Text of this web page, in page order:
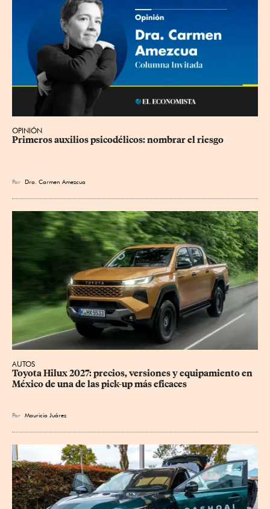
OPINIÓN
Primeros auxilios psicodélicos: nombrar el riesgo
Por Dra. Carmen Amezcua
AUTOS
Toyota Hilux 2027: precios, versiones y equipamiento en
México de una de las pick-up más eficaces
Por Mauricio Juárez